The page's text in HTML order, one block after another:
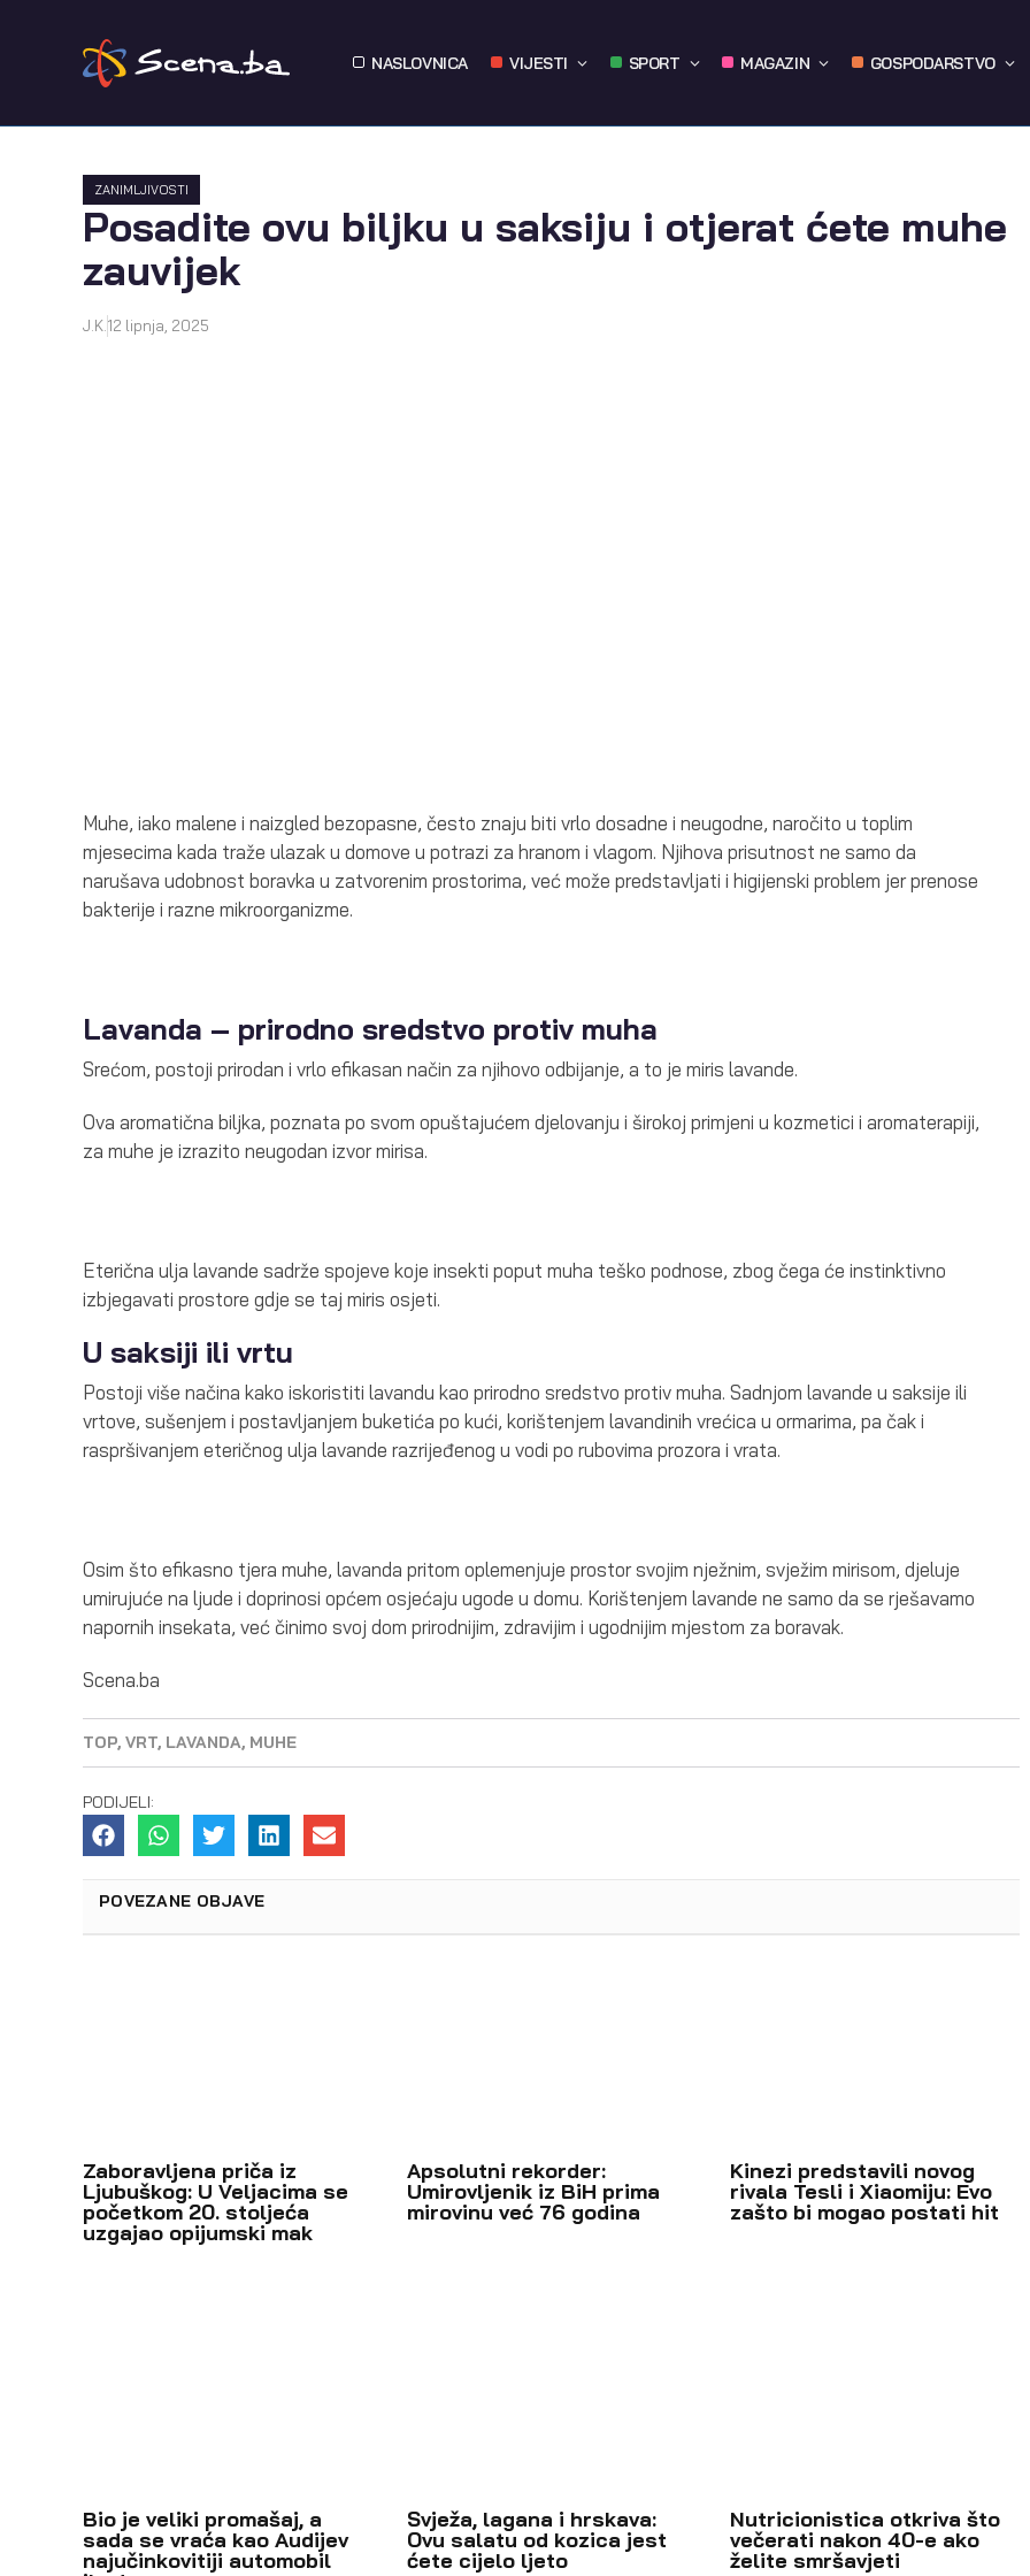
NASLOVNICA VIJESTI SPORT MAGAZIN GOSPODARSTVO
ZANIMLJIVOSTI
Posadite ovu biljku u saksiju i otjerat ćete muhe
zauvijek
J.K. 12 lipnja, 2025
Muhe, iako malene i naizgled bezopasne, često znaju biti vrlo dosadne i neugodne, naročito u toplim
mjesecima kada traže ulazak u domove u potrazi za hranom i vlagom. Njihova prisutnost ne samo da
narušava udobnost boravka u zatvorenim prostorima, već može predstavljati i higijenski problem jer prenose
bakterije i razne mikroorganizme.
Lavanda – prirodno sredstvo protiv muha
Srećom, postoji prirodan i vrlo efikasan način za njihovo odbijanje, a to je miris lavande.
Ova aromatična biljka, poznata po svom opuštajućem djelovanju i širokoj primjeni u kozmetici i aromaterapiji,
za muhe je izrazito neugodan izvor mirisa.
Eterična ulja lavande sadrže spojeve koje insekti poput muha teško podnose, zbog čega će instinktivno
izbjegavati prostore gdje se taj miris osjeti.
U saksiji ili vrtu
Postoji više načina kako iskoristiti lavandu kao prirodno sredstvo protiv muha. Sadnjom lavande u saksije ili
vrtove, sušenjem i postavljanjem buketića po kući, korištenjem lavandinih vrećica u ormarima, pa čak i
raspršivanjem eteričnog ulja lavande razrijeđenog u vodi po rubovima prozora i vrata.
Osim što efikasno tjera muhe, lavanda pritom oplemenjuje prostor svojim nježnim, svježim mirisom, djeluje
umirujuće na ljude i doprinosi općem osjećaju ugode u domu. Korištenjem lavande ne samo da se rješavamo
napornih insekata, već činimo svoj dom prirodnijim, zdravijim i ugodnijim mjestom za boravak.
Scena.ba
TOP, VRT, LAVANDA, MUHE
PODIJELI:
POVEZANE OBJAVE
Zaboravljena priča iz
Ljubuškog: U Veljacima se
početkom 20. stoljeća
uzgajao opijumski mak
Apsolutni rekorder:
Umirovljenik iz BiH prima
mirovinu već 76 godina
Kinezi predstavili novog
rivala Tesli i Xiaomiju: Evo
zašto bi mogao postati hit
Bio je veliki promašaj, a
sada se vraća kao Audijev
najučinkovitiji automobil
Svježa, lagana i hrskava:
Ovu salatu od kozica jest
ćete cijelo ljeto
Nutricionistica otkriva što
večerati nakon 40-e ako
želite smršavjeti